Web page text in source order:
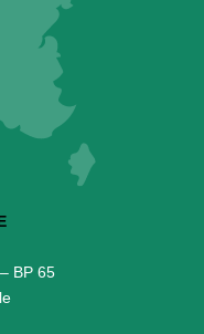
BP 65